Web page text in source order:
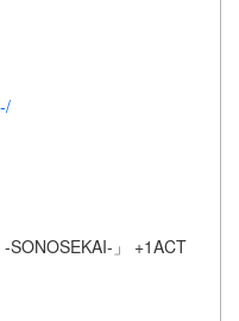
SONOSEKAI-」 +1ACT